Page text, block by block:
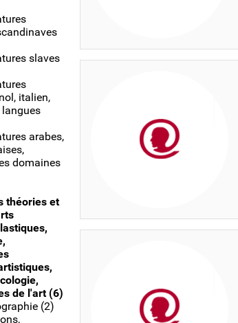
slaves
italien,
arabes,
domaines
théories et
de l'art (6)
(2)